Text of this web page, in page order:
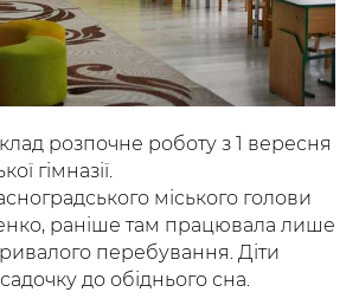
розпочне роботу з 1 вересня
гімназії.
міського голови
раніше там працювала лише
перебування. Діти
до обіднього сна.